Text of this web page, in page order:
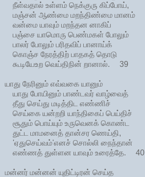
நீள்வதால் உள்ளம் நெக்குரு கிப்போய்,
மஞ்சன் ஆண்மை மறந்திண்மை மானம்
வன்மை யாவும் மறந்தன னாகிப்
பஞ்சை யாமொரு பெண்மகள் போலும்
பாலர் போலும் பரிதவிப் பானாய்க்
கொஞ்ச நேரத்திற் பாதகத் தொடு
கூடியேஉற வெய்திநின் றானால். 39
யாது நேரினும் எவ்வகை யானும்
யாது போயினும் பாண்டவர் வாழ்வைத்
தீது செய்து மடித்திட எண்ணிச்
செய்கை யன்றறி யாந்திகைப் பெய்திச்
சூதும் பொய்யும் உருவெனக் கொண்ட
துட்ட மாமனைத் தான்சர ணெய்தி,
'ஏதுசெய்வம்'எனச் சொல்லி நைந்தான்
எண்ணத் துள்ளன யாவும் உரைத்தே. 40
மன்னர் மன்னன் யுதிட்டிரன் செய்த